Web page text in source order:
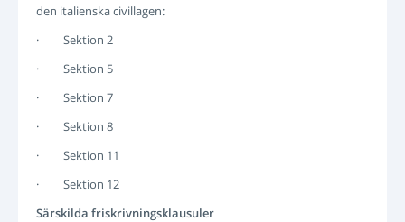
den italienska civillagen:
· Sektion 2
· Sektion 5
· Sektion 7
· Sektion 8
· Sektion 11
· Sektion 12
Särskilda friskrivningsklausuler